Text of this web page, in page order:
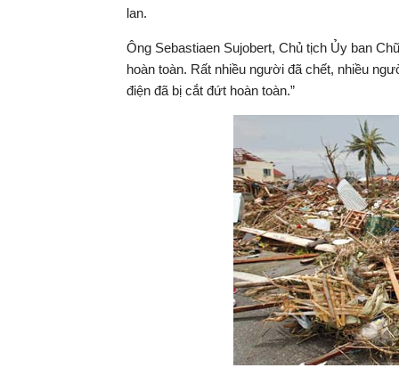
lan.
Ông Sebastiaen Sujobert, Chủ tịch Ủy ban
hoàn toàn. Rất nhiều người đã chết, nhiều
điện đã bị cắt đứt hoàn toàn.”